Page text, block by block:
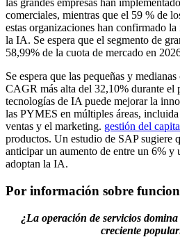
las grandes empresas han
comerciales, mientras que el 59 % de
estas organizaciones han confirmado
la IA. Se espera que el segmento de
58,99% de la cuota de mercado en
Se espera que las pequeñas y
CAGR más alta del 32,10% durante el
tecnologías de IA puede mejorar la
las PYMES en múltiples áreas,
ventas y el marketing. gestión del
productos. Un estudio de SAP sugiere
anticipar un aumento de entre un 6% y
adoptan la IA.
Por información sobre
¿La operación de servicios
creciente